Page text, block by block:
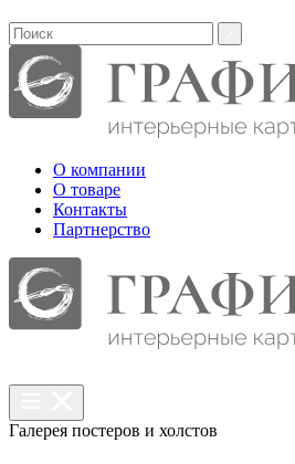
О компании
О товаре
Контакты
Партнерcтво
Галерея постеров и холстов